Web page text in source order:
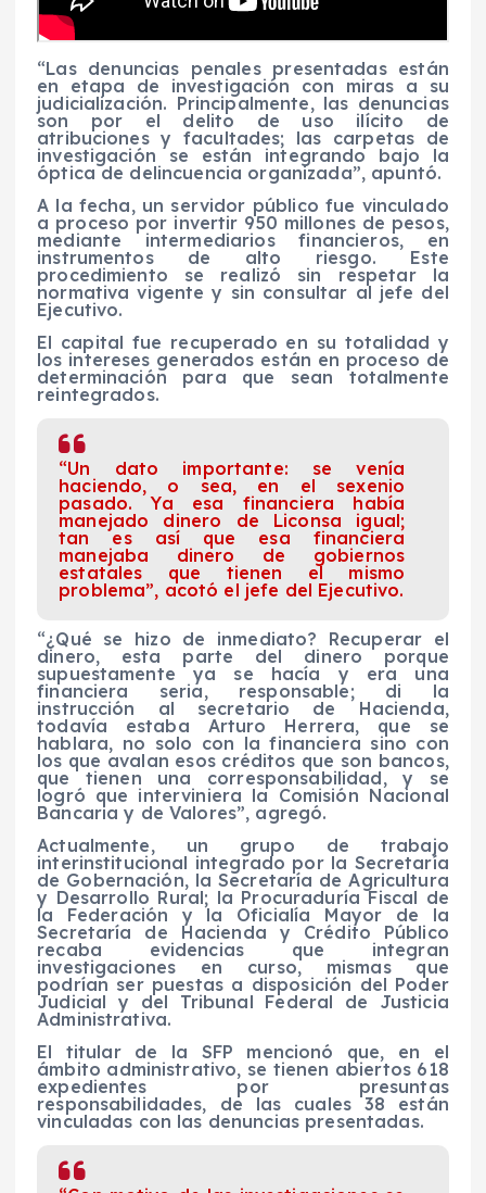
“Las denuncias penales presentadas están
en etapa de investigación con miras a su
judicialización. Principalmente, las denuncias
son por el delito de uso ilícito de
atribuciones y facultades; las carpetas de
investigación se están integrando bajo la
óptica de delincuencia organizada”, apuntó.
A la fecha, un servidor público fue vinculado
a proceso por invertir 950 millones de pesos,
mediante intermediarios financieros, en
instrumentos de alto riesgo. Este
procedimiento se realizó sin respetar la
normativa vigente y sin consultar al jefe del
Ejecutivo.
El capital fue recuperado en su totalidad y
los intereses generados están en proceso de
determinación para que sean totalmente
reintegrados.
“Un dato importante: se venía
haciendo, o sea, en el sexenio
pasado. Ya esa financiera había
manejado dinero de Liconsa igual;
tan es así que esa financiera
manejaba dinero de gobiernos
estatales que tienen el mismo
problema”, acotó el jefe del Ejecutivo.
“¿Qué se hizo de inmediato? Recuperar el
dinero, esta parte del dinero porque
supuestamente ya se hacía y era una
financiera seria, responsable; di la
instrucción al secretario de Hacienda,
todavía estaba Arturo Herrera, que se
hablara, no solo con la financiera sino con
los que avalan esos créditos que son bancos,
que tienen una corresponsabilidad, y se
logró que interviniera la Comisión Nacional
Bancaria y de Valores”, agregó.
Actualmente, un grupo de trabajo
interinstitucional integrado por la Secretaría
de Gobernación, la Secretaría de Agricultura
y Desarrollo Rural; la Procuraduría Fiscal de
la Federación y la Oficialía Mayor de la
Secretaría de Hacienda y Crédito Público
recaba evidencias que integran
investigaciones en curso, mismas que
podrían ser puestas a disposición del Poder
Judicial y del Tribunal Federal de Justicia
Administrativa.
El titular de la SFP mencionó que, en el
ámbito administrativo, se tienen abiertos 618
expedientes por presuntas
responsabilidades, de las cuales 38 están
vinculadas con las denuncias presentadas.